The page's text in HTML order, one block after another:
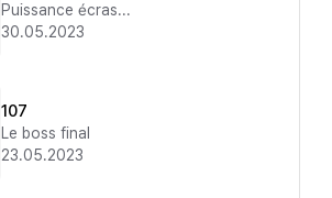
Puissance écrasante
30.05.2023
107
Le boss final
23.05.2023